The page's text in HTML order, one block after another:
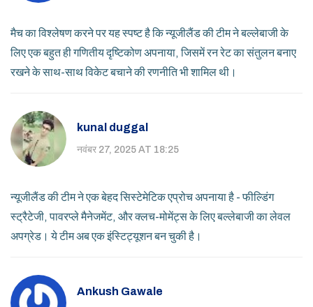
मैच का विश्लेषण करने पर यह स्पष्ट है कि न्यूजीलैंड की टीम ने बल्लेबाजी के
लिए एक बहुत ही गणितीय दृष्टिकोण अपनाया, जिसमें रन रेट का संतुलन बनाए
रखने के साथ-साथ विकेट बचाने की रणनीति भी शामिल थी।
kunal duggal
नवंबर 27, 2025 AT 18:25
न्यूजीलैंड की टीम ने एक बेहद सिस्टेमेटिक एप्रोच अपनाया है - फील्डिंग
स्ट्रैटेजी, पावरप्ले मैनेजमेंट, और क्लच-मोमेंट्स के लिए बल्लेबाजी का लेवल
अपग्रेड। ये टीम अब एक इंस्टिट्यूशन बन चुकी है।
Ankush Gawale